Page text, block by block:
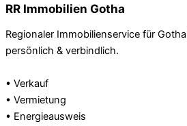
RR Immobilien Gotha
Regionaler Immobilienservice für
persönlich & verbindlich.
• Verkauf
• Vermietung
• Energieausweis